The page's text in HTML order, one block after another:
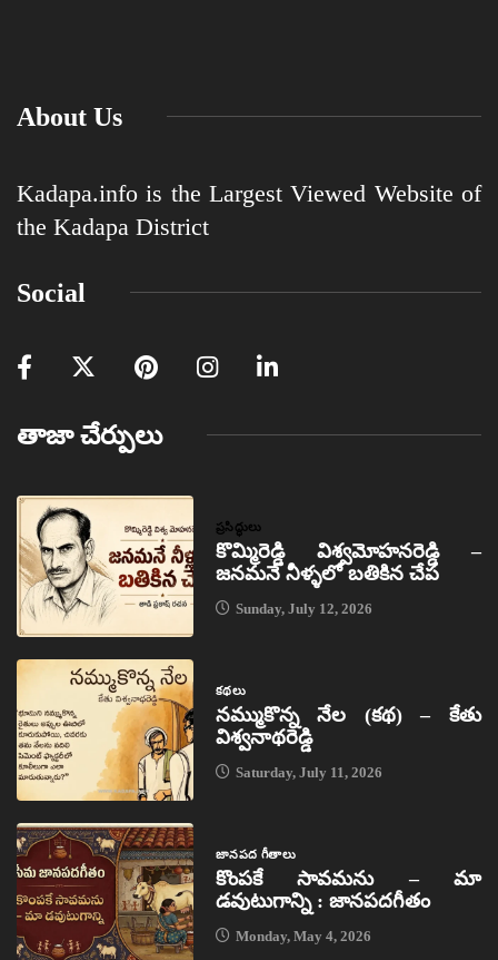
About Us
Kadapa.info is the Largest Viewed Website of
the Kadapa District
Social
తాజా చేర్పులు
ప్రసిద్ధులు
కొమ్మిరెడ్డి విశ్వమోహనరెడ్డి –
జనమనే నీళ్ళలో బతికిన చేప
Sunday, July 12, 2026
కథలు
నమ్ముకొన్న నేల (కథ) – కేతు
విశ్వనాథరెడ్డి
Saturday, July 11, 2026
జానపద గీతాలు
కొంపకే సావమను – మా
డవుటుగాన్ని : జానపదగీతం
Monday, May 4, 2026